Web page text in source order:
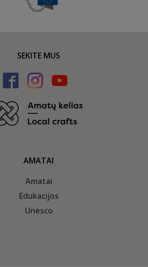
SEKITE MUS
AMATAI
Amatai
Edukacijos
Unesco